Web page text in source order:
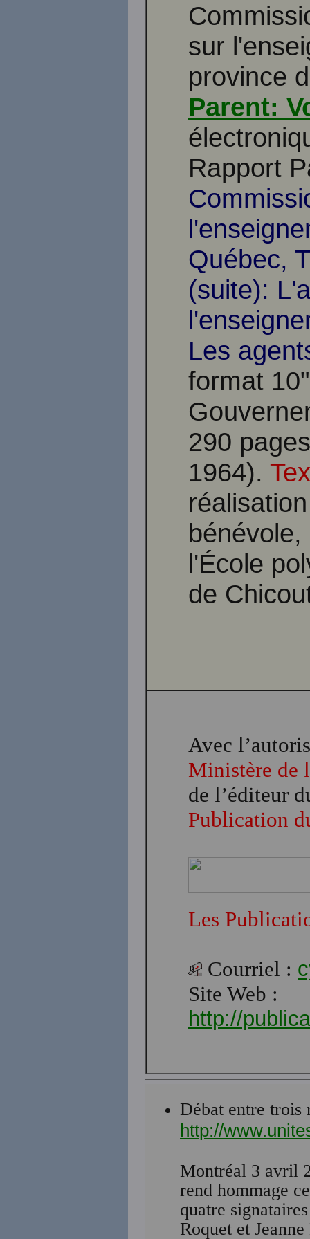
sur
province
Parent:
Rapport
Québec,
(suite):
Les
format
290
1964).
l'École
de
Avec
Ministère de
de l’éditeur
Publication
Les
Courriel :
Site Web :
http://
Débat entre trois
http://
Montréal 3 avril
rend hommage
quatre
Roquet et